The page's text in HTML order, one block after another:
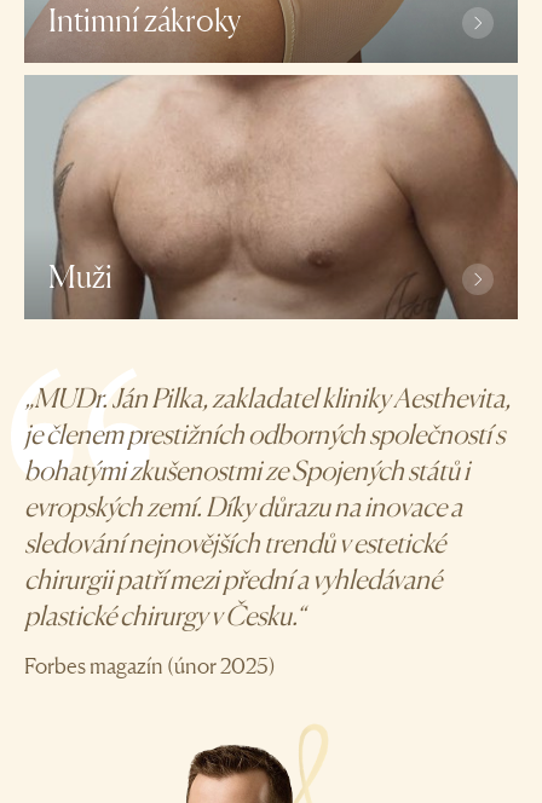
Intimní zákroky
Penoplastika: trvalé prodloužení a zbytnění penisu
Muži
Plazmová liposukce
Hi-Def liposukce s reálnou augmentací svalů
„MUDr. Ján Pilka, zakladatel kliniky Aesthevita,
je členem prestižních odborných společností s
bohatými zkušenostmi ze Spojených států i
evropských zemí. Díky důrazu na inovace a
sledování nejnovějších trendů v estetické
chirurgii patří mezi přední a vyhledávané
plastické chirurgy v Česku.“
Forbes magazín (únor 2025)